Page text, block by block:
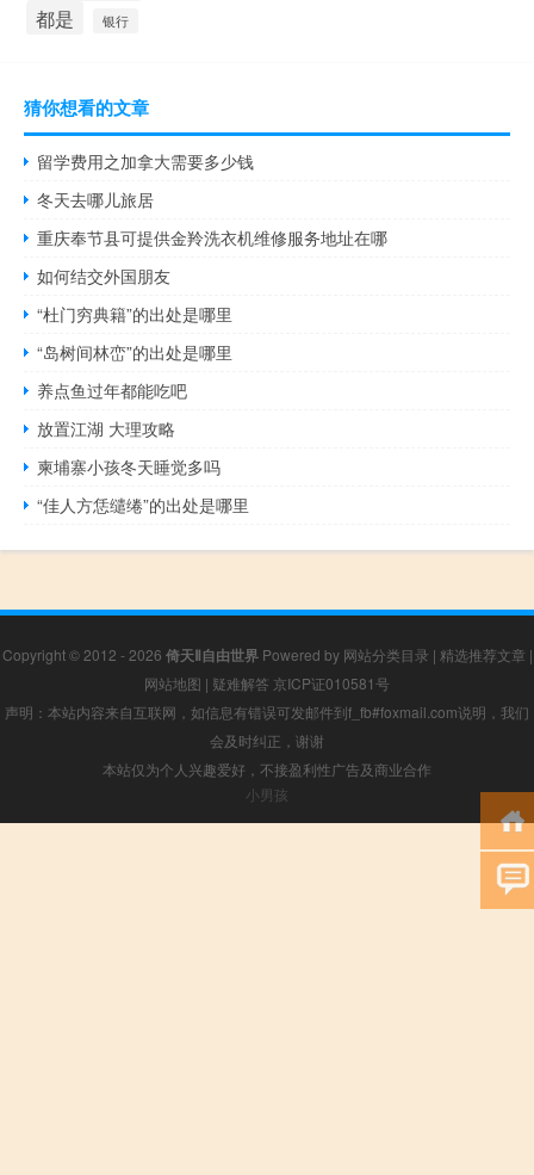
都是 银行
猜你想看的文章
留学费用之加拿大需要多少钱
冬天去哪儿旅居
重庆奉节县可提供金羚洗衣机维修服务地址在哪
如何结交外国朋友
“杜门穷典籍”的出处是哪里
“岛树间林峦”的出处是哪里
养点鱼过年都能吃吧
放置江湖 大理攻略
柬埔寨小孩冬天睡觉多吗
“佳人方恁缱绻”的出处是哪里
Copyright © 2012 - 2026 倚天Ⅱ自由世界Powered by 网站分类目录 | 精选推荐文章 |
网站地图 | 疑难解答 京ICP证010581号
声明：本站内容来自互联网，如信息有错误可发邮件到f_fb#foxmail.com说明，我们
会及时纠正，谢谢
本站仅为个人兴趣爱好，不接盈利性广告及商业合作
小男孩